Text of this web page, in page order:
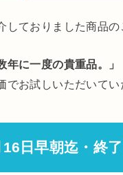
ておりました商品の
年に一度の貴重品。」
お試しいただいてい
日早朝迄・終